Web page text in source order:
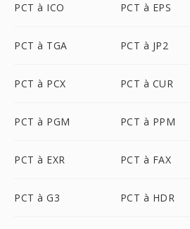
PCT à ICO PCT à EPS
PCT à TGA PCT à JP2
PCT à PCX PCT à CUR
PCT à PGM PCT à PPM
PCT à EXR PCT à FAX
PCT à G3 PCT à HDR